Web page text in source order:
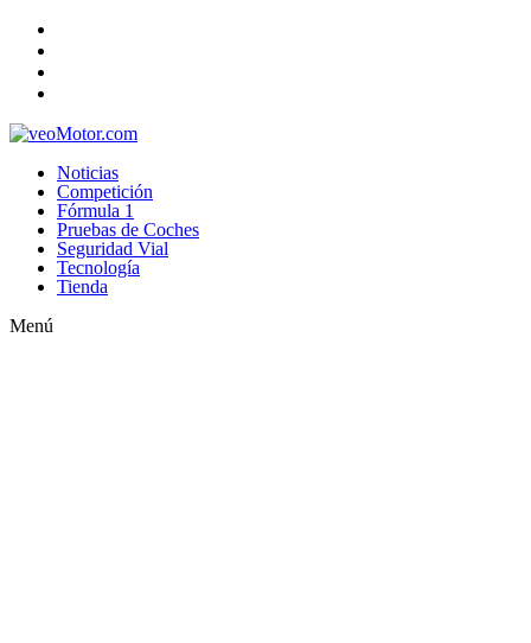
Noticias
Competición
Fórmula 1
Pruebas de Coches
Seguridad Vial
Tecnología
Tienda
Menú